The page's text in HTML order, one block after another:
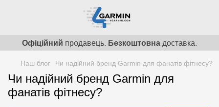
Офіційний продавець. Безкоштовна доставка.
Наш блог Чи надійний бренд Garmin для фанатів фітнесу?
Чи надійний бренд Garmin для
фанатів фітнесу?